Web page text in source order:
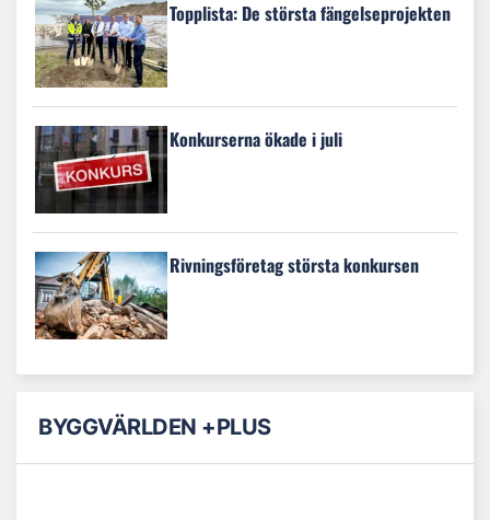
Topplista: De största fängelseprojekten
Konkurserna ökade i juli
Rivningsföretag största konkursen
BYGGVÄRLDEN +PLUS